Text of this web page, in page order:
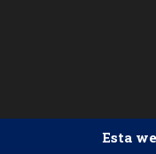
Esta